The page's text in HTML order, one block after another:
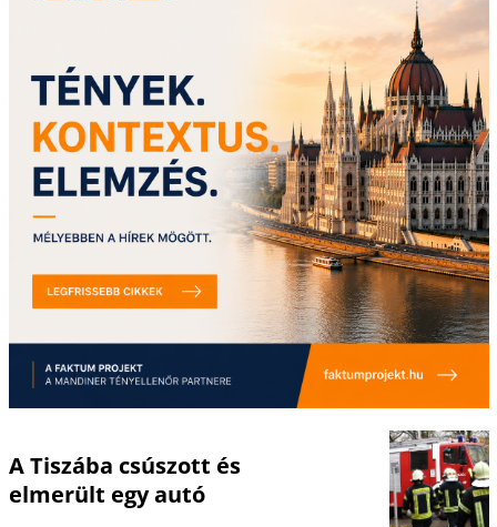
A Tiszába csúszott és
elmerült egy autó